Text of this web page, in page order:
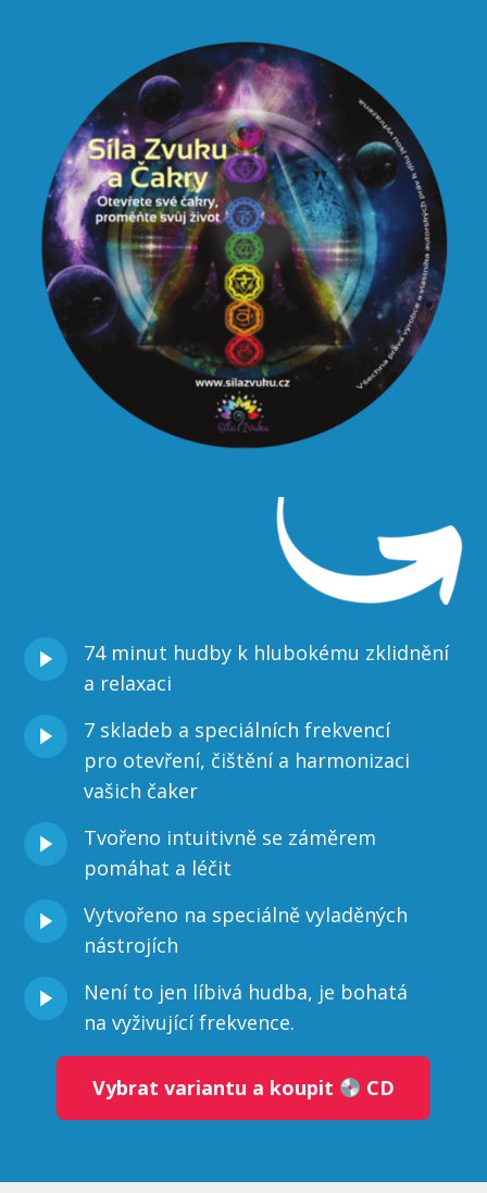
74 minut hudby k hlubokému zklidnění
a relaxaci
7 skladeb a speciálních frekvencí
pro otevření, čištění a harmonizaci
vašich čaker
Tvořeno intuitivně se záměrem
pomáhat a léčit
Vytvořeno na speciálně vyladěných
nástrojích
Není to jen líbivá hudba, je bohatá
na vyživující frekvence.
Vybrat variantu a koupit CD